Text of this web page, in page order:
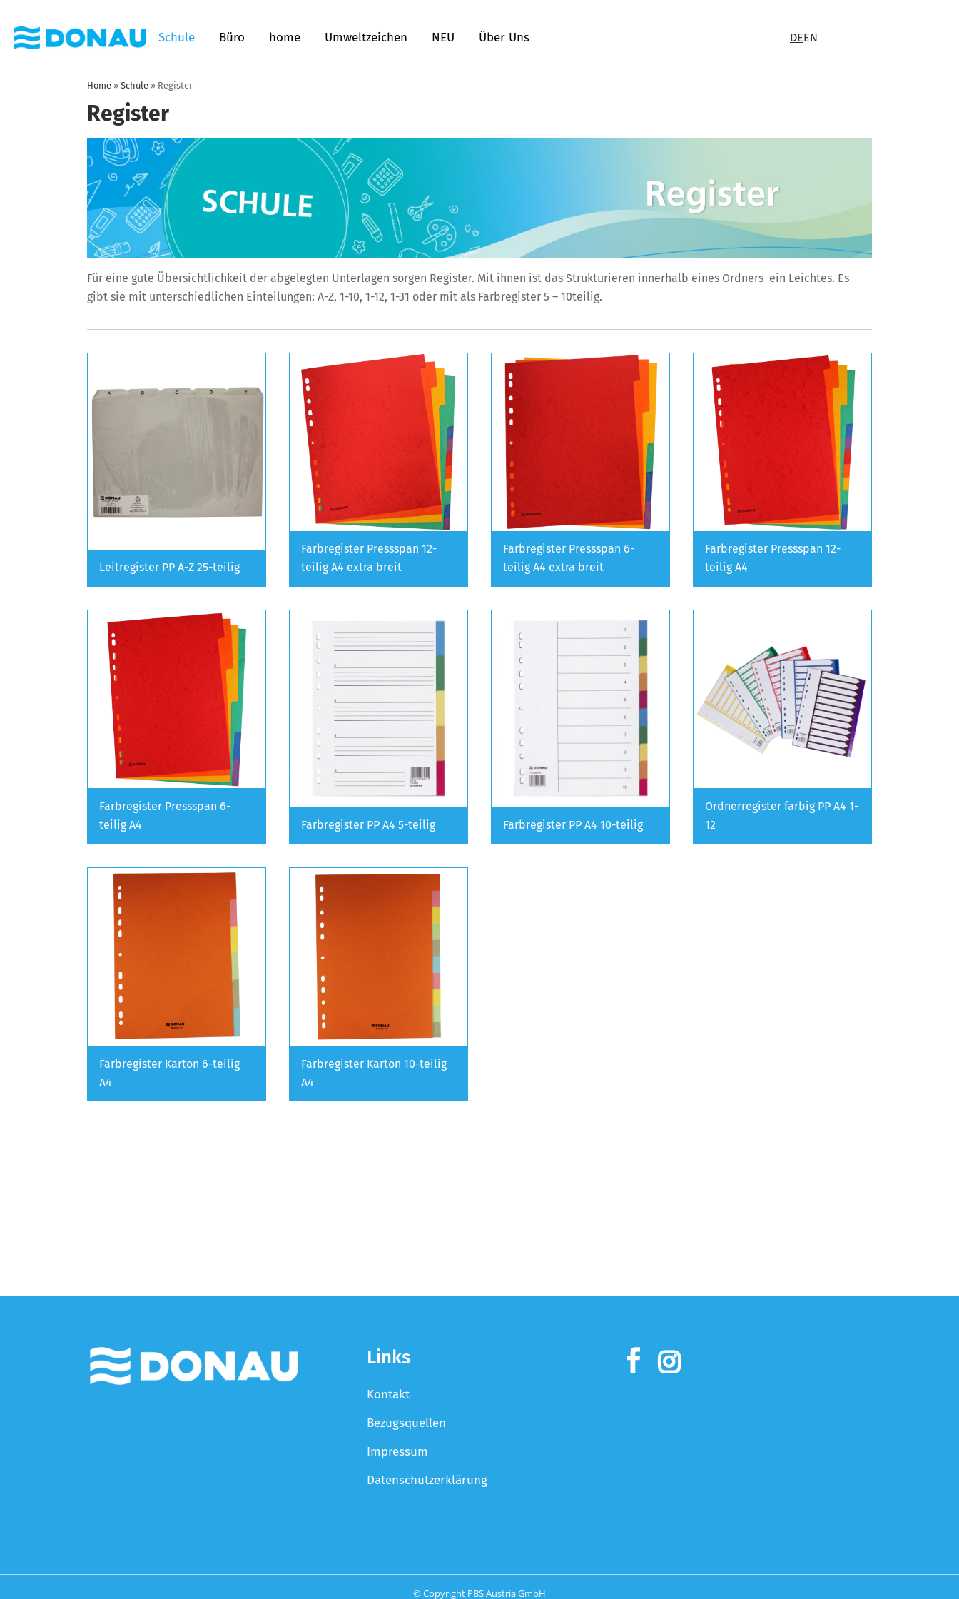
Schule Büro home Umweltzeichen NEU Über Uns DEEN
Home » Schule » Register
Register
Für eine gute Übersichtlichkeit der abgelegten Unterlagen sorgen Register. Mit ihnen ist das Strukturieren innerhalb eines Ordners ein Leichtes. Es
gibt sie mit unterschiedlichen Einteilungen: A-Z, 1-10, 1-12, 1-31 oder mit als Farbregister 5 – 10teilig.
Leitregister PP A-Z 25-teilig
Farbregister Pressspan 12-
teilig A4 extra breit
Farbregister Pressspan 6-
teilig A4 extra breit
Farbregister Pressspan 12-
teilig A4
Farbregister Pressspan 6-
teilig A4
Farbregister PP A4 5-teilig Farbregister PP A4 10-teilig
Ordnerregister farbig PP A4 1-
12
Farbregister Karton 6-teilig
A4
Farbregister Karton 10-teilig
A4
Links
Kontakt
Bezugsquellen
Impressum
Datenschutzerklärung
© Copyright PBS Austria GmbH